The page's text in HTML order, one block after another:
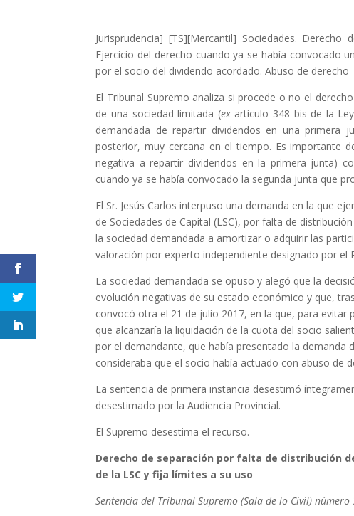
Jurisprudencia] [TS][Mercantil] Sociedades.
Ejercicio del derecho cuando ya se había convocado
por el socio del dividendo acordado. Abuso de derecho
El Tribunal Supremo analiza si procede o no el
de una sociedad limitada (exartículo 348 bis de la
demandada de repartir dividendos en una primera
posterior, muy cercana en el tiempo. Es importante
negativa a repartir dividendos en la primera junta)
cuando ya se había convocado la segunda junta que
El Sr. Jesús Carlos interpuso una demanda en la que
de Sociedades de Capital (LSC), por falta de
la sociedad demandada a amortizar o adquirir las
valoración por experto independiente designado por el
La sociedad demandada se opuso y alegó que la
evolución negativas de su estado económico y que,
convocó otra el 21 de julio 2017, en la que, para
que alcanzaría la liquidación de la cuota del socio
por el demandante, que había presentado la demanda
consideraba que el socio había actuado con abuso de
La sentencia de primera instancia desestimó
desestimado por la Audiencia Provincial.
El Supremo desestima el recurso.
Derecho de separación por falta de distribución
de la LSC y fija límites a su uso
Sentencia del Tribunal Supremo (Sala de lo Civil)